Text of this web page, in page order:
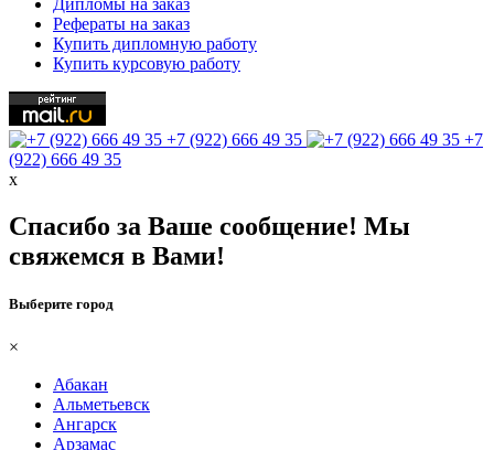
Дипломы на заказ
Рефераты на заказ
Купить дипломную работу
Купить курсовую работу
+7 (922) 666 49 35
+7
(922) 666 49 35
х
Спасибо за Ваше сообщение! Мы
свяжемся в Вами!
Выберите город
×
Абакан
Альметьевск
Ангарск
Арзамас